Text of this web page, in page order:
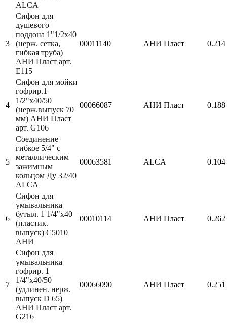
ALCA
3
Сифон для
душевого
поддона 1"1/2х40
(нерж. сетка,
гибкая труба)
АНИ Пласт арт.
Е115
00011140 АНИ Пласт 0.214
4
Сифон для мойки
гофрир.1
1/2"x40/50
(нерж.выпуск 70
мм) АНИ Пласт
арт. G106
00066087 АНИ Пласт 0.188
5
Соединение
гибкое 5/4" с
металлическим
зажимным
кольцом Ду 32/40
ALCA
00063581 ALCA 0.104
6
Сифон для
умывальника
бутыл. 1 1/4"х40
(пластик.
выпуск) С5010
АНИ
00010114 АНИ Пласт 0.262
7
Сифон для
умывальника
гофрир. 1
1/4"x40/50
(удлинен. нерж.
выпуск D 65)
АНИ Пласт арт.
G216
00066090 АНИ Пласт 0.251